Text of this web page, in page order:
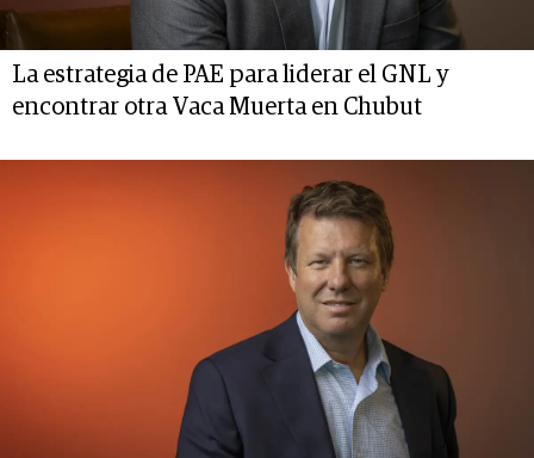
La estrategia de PAE para liderar el GNL y
encontrar otra Vaca Muerta en Chubut